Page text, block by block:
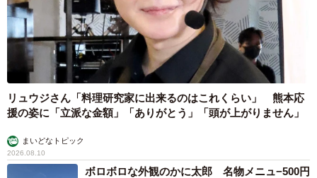
リュウジさん「料理研究家に出来るのはこれくらい」 熊本応
援の姿に「立派な金額」「ありがとう」「頭が上がりません」
まいどなトピック
2026.08.10
ボロボロな外観のかに太郎 名物メニュ−500円